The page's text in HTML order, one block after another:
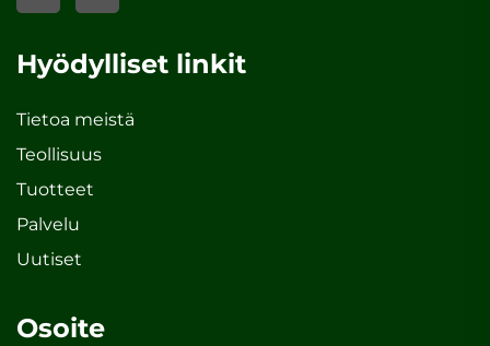
Hyödylliset linkit
Tietoa meistä
Teollisuus
Tuotteet
Palvelu
Uutiset
Osoite